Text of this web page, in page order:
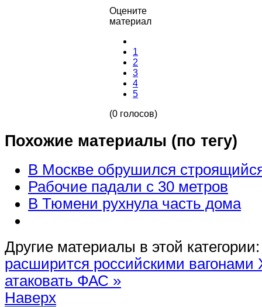
Оцените
материал
1
2
3
4
5
(0 голосов)
Похожие материалы (по тегу)
В Москве обрушился
Рабочие падали с 30 метров
В Тюмени рухнула часть дома
Другие материалы в этой категории:
расширится российскими вагонами
атаковать ФАС »
Наверх